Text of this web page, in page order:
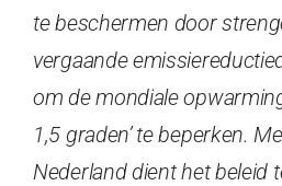
te beschermen door
vergaande
om de mondiale
1,5 graden’ te beperken.
Nederland dient het beleid